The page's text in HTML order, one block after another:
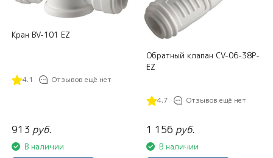
Кран BV-101 EZ
4.1 Отзывов ещё нет
913 руб.
В наличии
Обратный клапан CV-06-38Р-
EZ
4.7 Отзывов ещё нет
1 156 руб.
В наличии